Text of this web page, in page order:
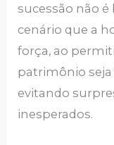
sucessão não é
cenário que a
força, ao
patrimônio
evitando
inesperados.